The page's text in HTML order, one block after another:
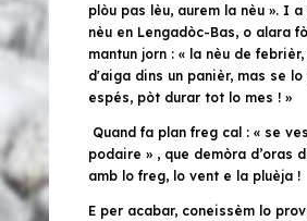
plòu pas lèu, aurem la nèu ». I a
nèu en Lengadòc-Bas, o alara
mantun jorn : « la nèu de
d'aiga dins un panièr, mas se
espés, pòt durar tot lo mes ! »
Quand fa plan freg cal : « se
podaire », que demòra d’oras
amb lo freg, lo vent e la pluèja !
E per acabar, coneissèm lo